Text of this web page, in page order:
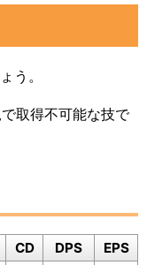
う。
取得不可能な技で
CD DPS
EPS